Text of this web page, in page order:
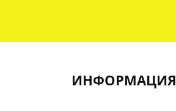
ИНФОРМАЦИЯ